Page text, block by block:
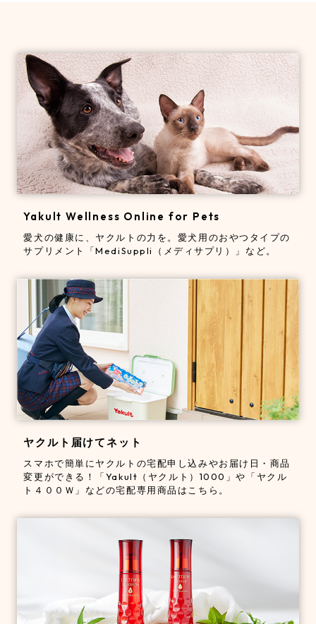
Yakult Wellness Online for Pets
愛犬の健康に、ヤクルトの力を。 愛犬用のおやつタイプの
サプリメント「MediSuppli（メディサプリ）」など。
ヤクルト届けてネット
スマホで簡単にヤクルトの宅配申し込みやお届け日・商品
変更ができる！「Yakult（ヤクルト）1000」や「ヤクル
ト４００Ｗ」などの宅配専用商品はこちら。